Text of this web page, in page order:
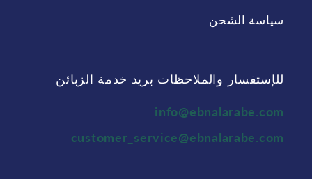
سياسة الشحن
للإستفسار والملاحظات بريد خدمة الزبائن
info@ebnalarabe.com
customer_service@ebnalarabe.com